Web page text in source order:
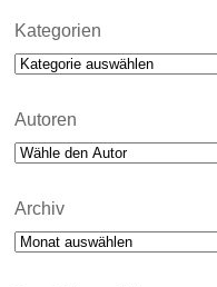
Kategorien
Kategorien
Autoren
Archiv
Archiv